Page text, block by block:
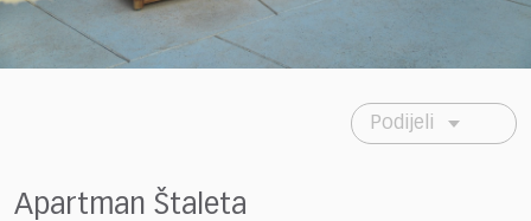
Podijeli
Apartman Štaleta